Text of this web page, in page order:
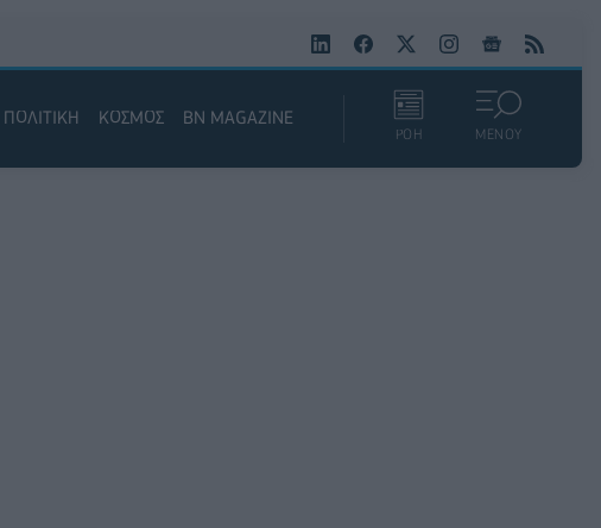
ΠΟΛΙΤΙΚΗ ΚΟΣΜΟΣ BN MAGAZINE
ΡΟΗ ΜΕΝΟΥ